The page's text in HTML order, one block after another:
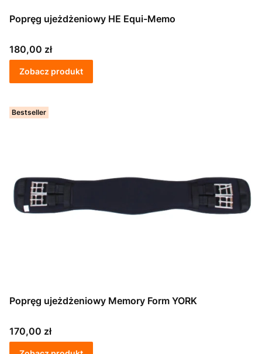
Popręg ujeżdżeniowy HE Equi-Memo
Cena
180,00 zł
Zobacz produkt
Bestseller
Popręg ujeżdżeniowy Memory Form YORK
Cena
170,00 zł